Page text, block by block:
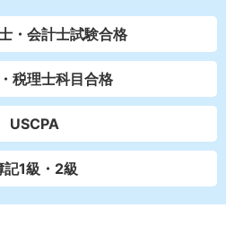
・会計士試験合格
税理士科目合格
USCPA
記1級・2級